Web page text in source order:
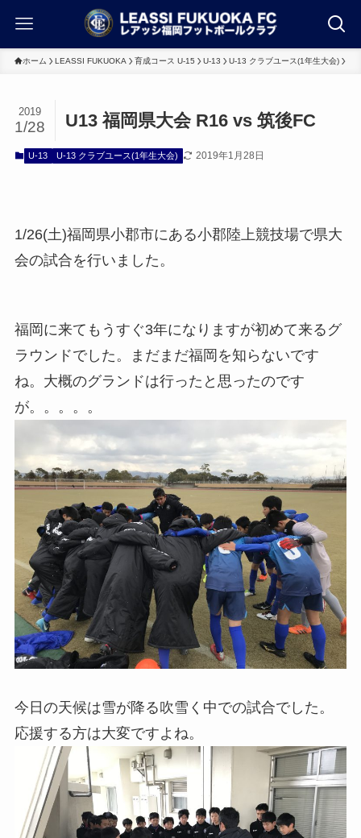
ホーム LEASSI FUKUOKA 育成コース U-15 U-13 U-13 クラブユース(1年生大会)
U13 福岡県大会 R16 vs 筑後FC
2019
1/28
U-13 U-13 クラブユース(1年生大会) 2019年1月28日
1/26(土)福岡県小郡市にある小郡陸上競技場で県大
会の試合を行いました。
福岡に来てもうすぐ3年になりますが初めて来るグ
ラウンドでした。まだまだ福岡を知らないです
ね。大概のグランドは行ったと思ったのです
が。。。。。
今日の天候は雪が降る吹雪く中での試合でした。
応援する方は大変ですよね。